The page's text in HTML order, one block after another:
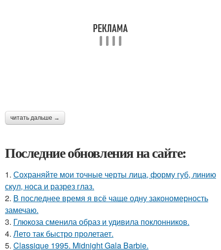
читать дальше →
Последние обновления на сайте:
1. Сохраняйте мои точные черты лица, форму губ, линию
скул, носа и разрез глаз.
2. В последнее время я всё чаще одну закономерность
замечаю.
3. Глюкоза сменила образ и удивила поклонников.
4. Лето так быстро пролетает.
5. Classique 1995. Midnight Gala Barbie.